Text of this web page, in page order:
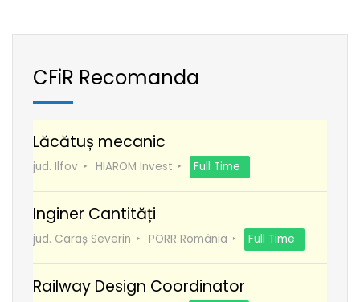
CFiR Recomanda
Lăcătuș mecanic
jud. Ilfov HIAROM Invest Full Time
Inginer Cantități
jud. Caraș Severin PORR România Full Time
Railway Design Coordinator